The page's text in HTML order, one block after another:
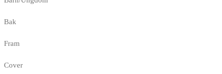
Bak
Fram
Cover